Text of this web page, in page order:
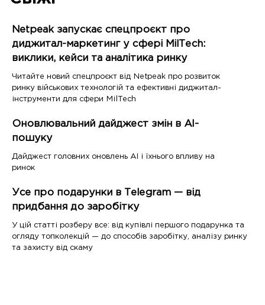
Netpeak запускає спецпроєкт про
диджитал-маркетинг у сфері MilTech:
виклики, кейси та аналітика ринку
Читайте новий спецпроєкт від Netpeak про розвиток
ринку військових технологій та ефективні диджитал-
інструменти для сфери MilTech
Оновлювальний дайджест змін в AI-
пошуку
Дайджест головних оновлень AI і їхнього впливу на
ринок
Усе про подарунки в Telegram — від
придбання до заробітку
У цій статті розберу все: від купівлі першого подарунка та
огляду топколекцій — до способів заробітку, аналізу ринку
та захисту від скаму